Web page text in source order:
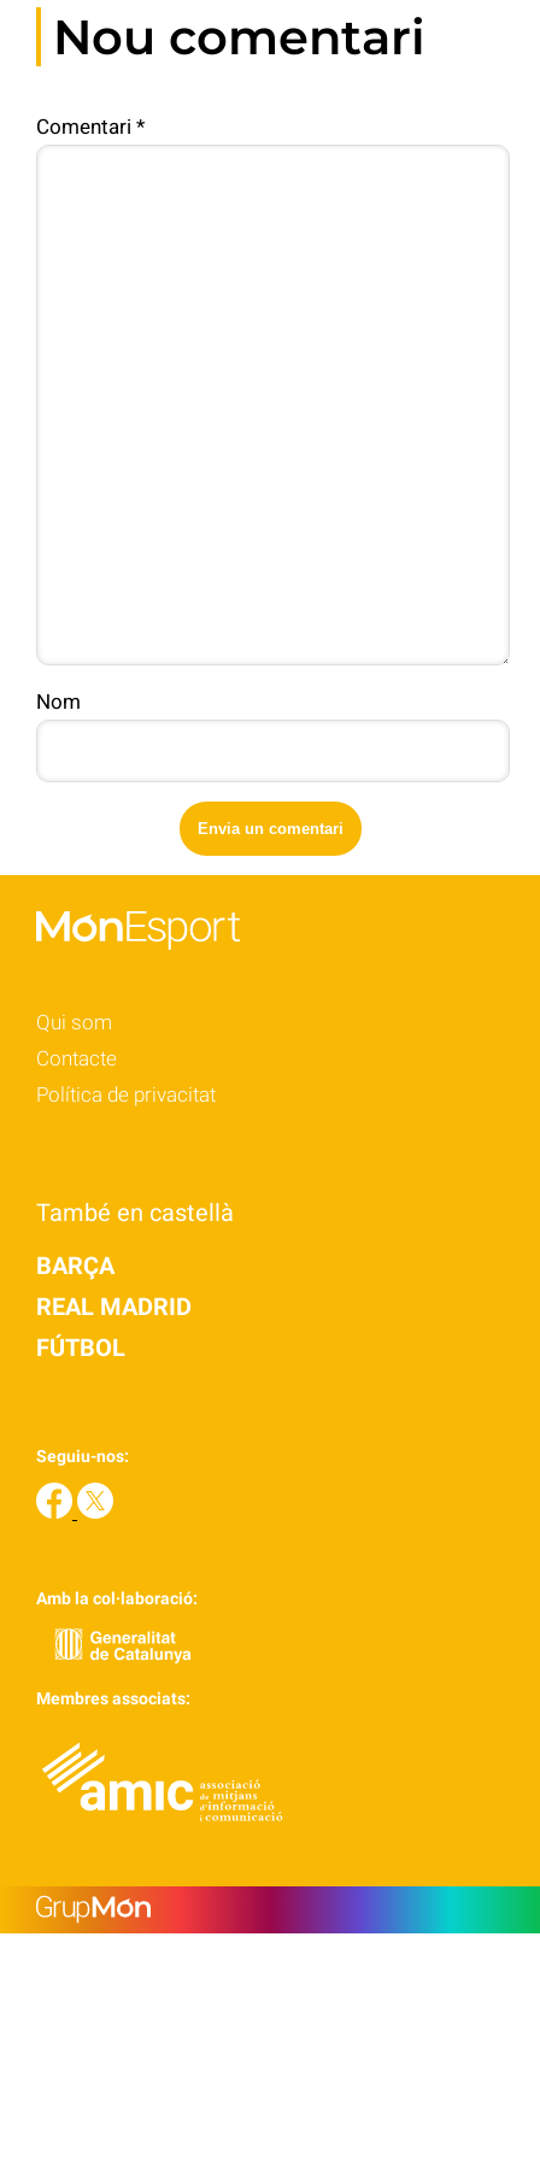
Nou comentari
Comentari *
Nom
Qui som
Contacte
Política de privacitat
També en castellà
BARÇA
REAL MADRID
FÚTBOL
Seguiu-nos:
Amb la col·laboració:
Membres associats: